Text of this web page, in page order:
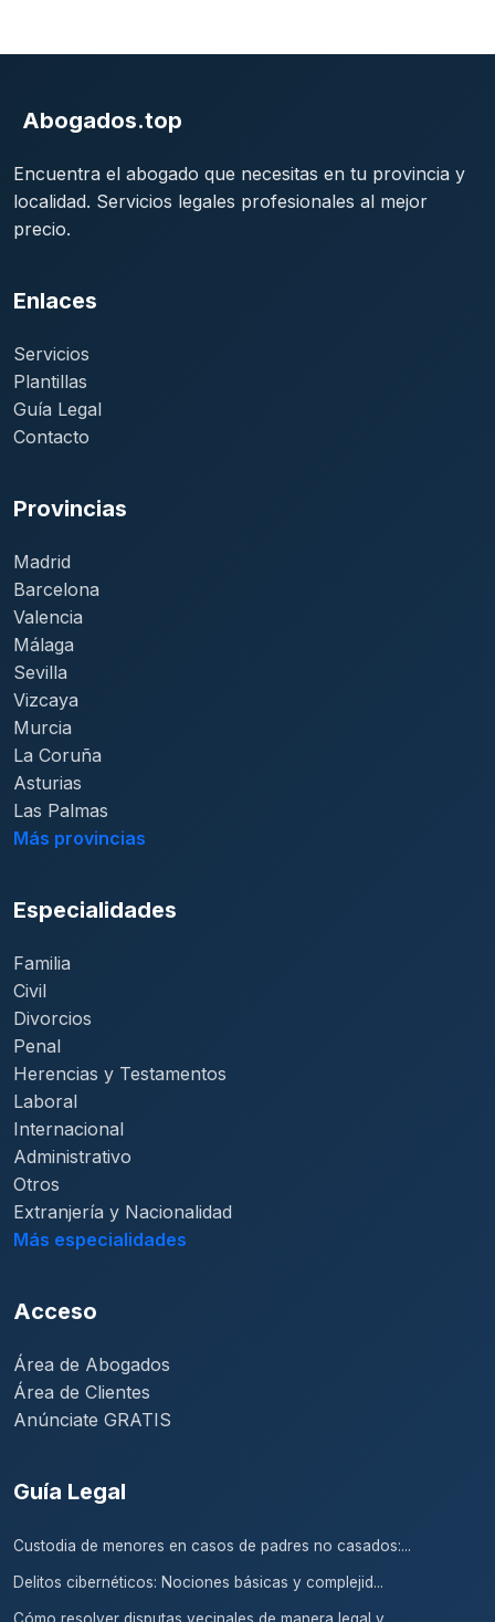
Abogados.top
Encuentra el abogado que necesitas en tu provincia y
localidad. Servicios legales profesionales al mejor
precio.
Enlaces
Servicios
Plantillas
Guía Legal
Contacto
Provincias
Madrid
Barcelona
Valencia
Málaga
Sevilla
Vizcaya
Murcia
La Coruña
Asturias
Las Palmas
Más provincias
Especialidades
Familia
Civil
Divorcios
Penal
Herencias y Testamentos
Laboral
Internacional
Administrativo
Otros
Extranjería y Nacionalidad
Más especialidades
Acceso
Área de Abogados
Área de Clientes
Anúnciate GRATIS
Guía Legal
Custodia de menores en casos de padres no casados:...
Delitos cibernéticos: Nociones básicas y complejid...